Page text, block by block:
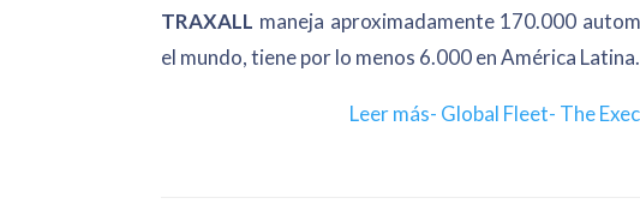
TRAXALL maneja aproximadamente 170.000
el mundo, tiene por lo menos 6.000 en América Latina.
Leer más- Global Fleet- The